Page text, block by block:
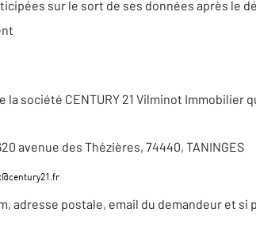
sur le sort de ses données après le
société CENTURY 21 Vilminot Immobilier
avenue des Thézières, 74440, TANINGES
adresse postale, email du demandeur et